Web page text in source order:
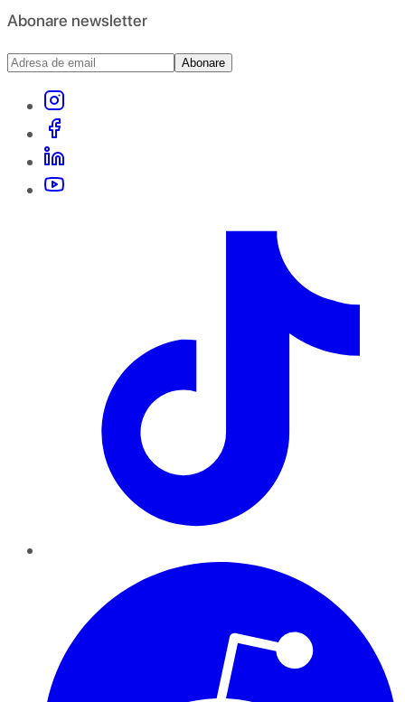
Abonare newsletter
Abonare